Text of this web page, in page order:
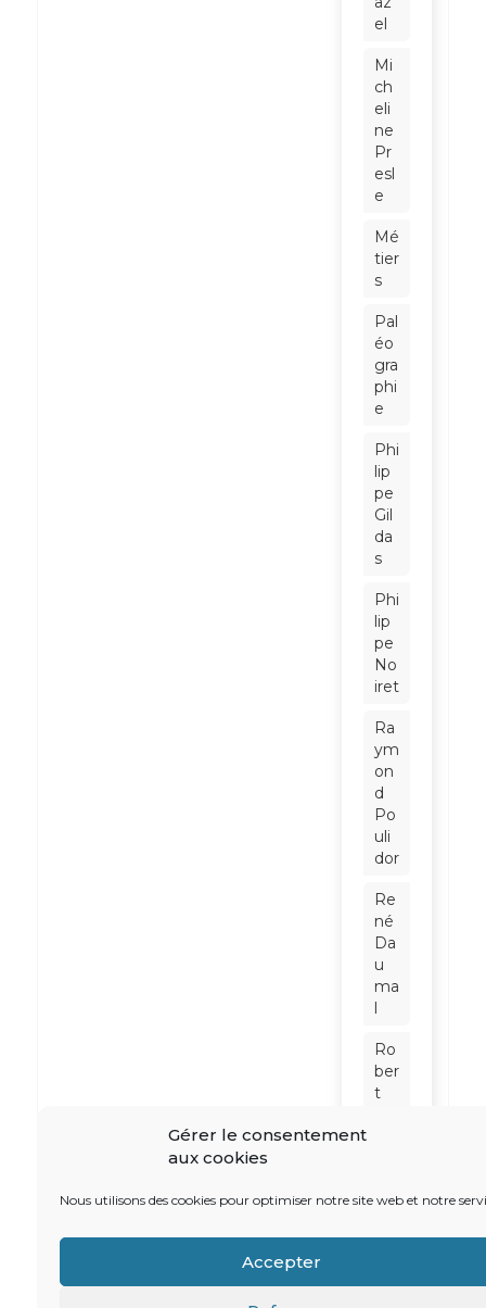
Gérer le consentement
aux cookies
Nous utilisons des cookies pour optimiser notre site web et notre
Accepter
el
Mi
ch
eli
ne
Pr
esl
e
Mé
tier
s
Pal
éo
gra
phi
e
Phi
lip
pe
Gil
da
s
Phi
lip
pe
No
iret
Ra
ym
on
d
Po
uli
dor
Re
né
Da
u
ma
l
Ro
ber
t
Sc
eid